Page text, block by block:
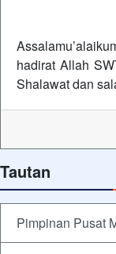
hadirat Allah
Shalawat dan
Tautan
Pimpinan Pusat